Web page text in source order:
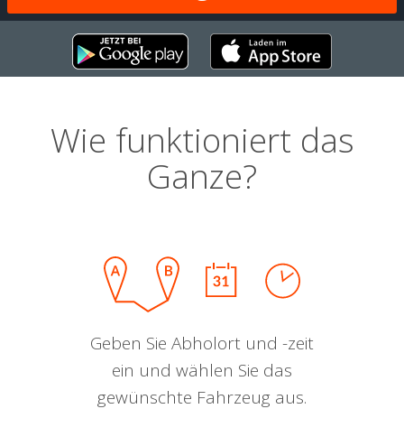
Wie funktioniert das
Ganze?
Geben Sie Abholort und -zeit
ein und wählen Sie das
gewünschte Fahrzeug aus.